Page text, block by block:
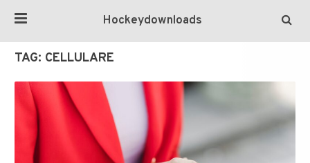
Hockeydownloads
TAG: CELLULARE